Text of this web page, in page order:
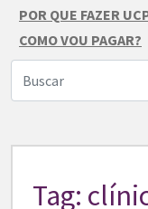
POR QUE FAZER
COMO VOU PAGAR?
Tag: